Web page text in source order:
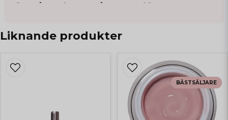
liten så man kommer åt utan att skära
Erica
Liknande produkter
BÄSTSÄLJARE